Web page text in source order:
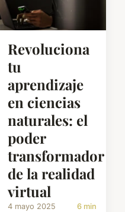
Revoluciona
tu
aprendizaje
en ciencias
naturales: el
poder
transformador
de la realidad
virtual
4 mayo 2025 6 min